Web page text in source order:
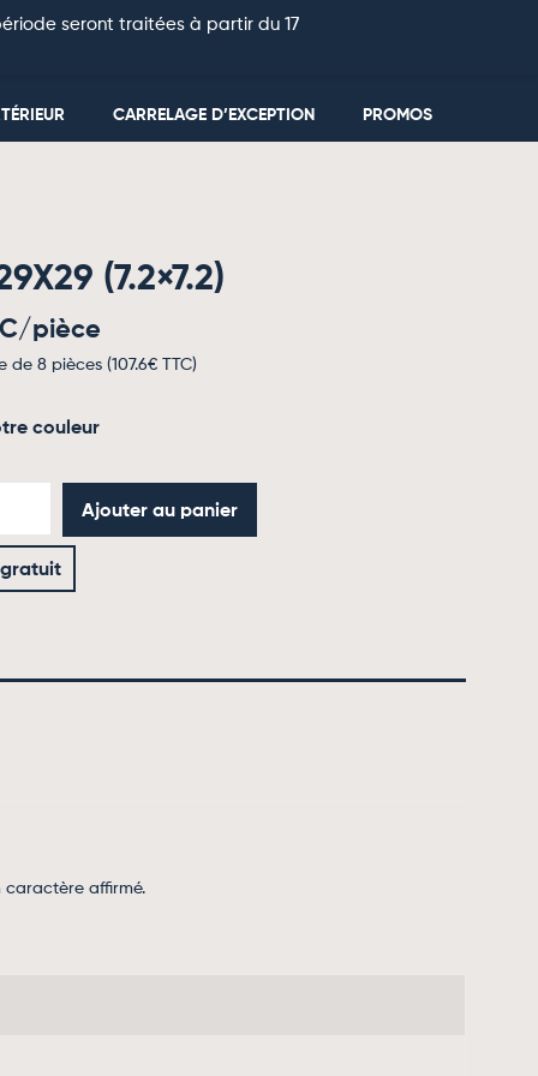
CARRELAGE D’EXCEPTION PROMOS
(7.2×7.2)
pièce
de 8 pièces (107.6€ TTC)
couleur
Ajouter au panier
caractère affirmé.
seront traitées à partir du 17